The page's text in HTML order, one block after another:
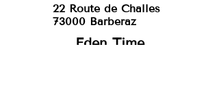
22 Route de Challes
73000 Barberaz
Eden Time